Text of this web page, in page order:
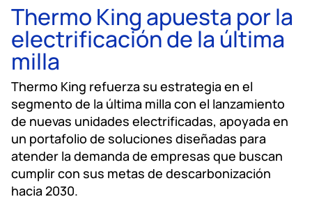
Thermo King apuesta por la
electrificación de la última
milla
Thermo King refuerza su estrategia en el
segmento de la última milla con el lanzamiento
de nuevas unidades electrificadas, apoyada en
un portafolio de soluciones diseñadas para
atender la demanda de empresas que buscan
cumplir con sus metas de descarbonización
hacia 2030.